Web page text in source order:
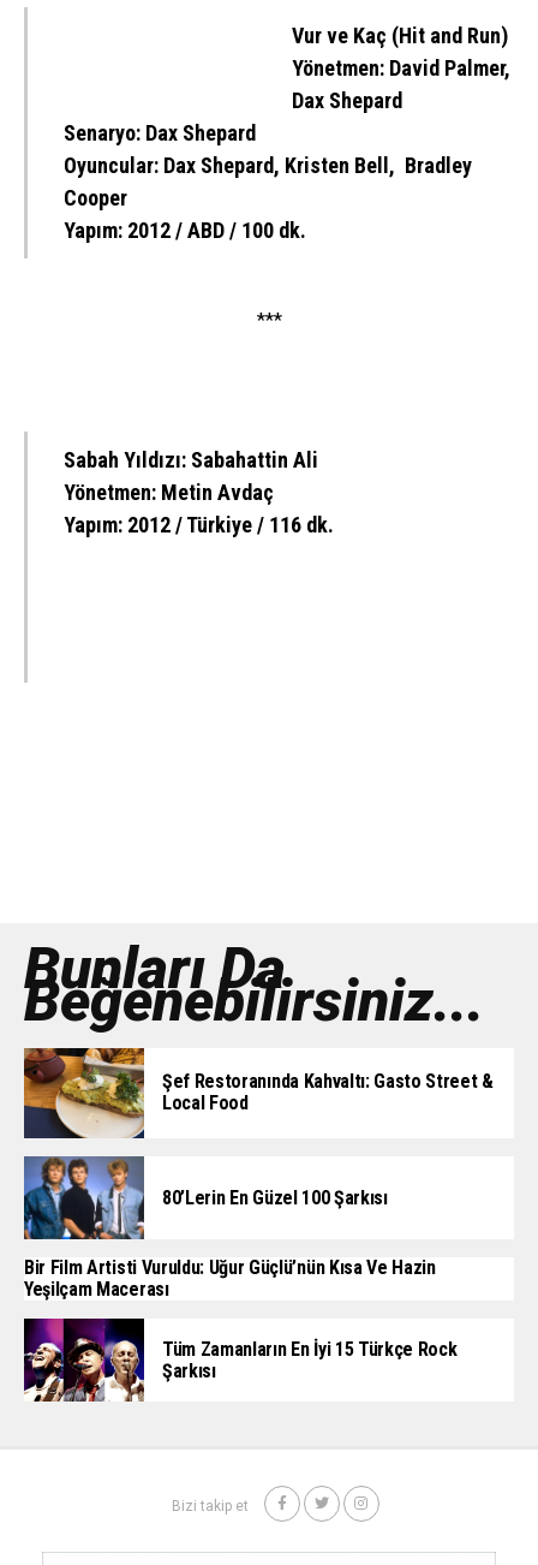
Vur ve Kaç (Hit and Run)
Yönetmen: David Palmer,
Dax Shepard
Senaryo: Dax Shepard
Oyuncular: Dax Shepard, Kristen Bell, Bradley
Cooper
Yapım: 2012 / ABD / 100 dk.
***
Sabah Yıldızı: Sabahattin Ali
Yönetmen: Metin Avdaç
Yapım: 2012 / Türkiye / 116 dk.
Bunları Da
Beğenebilirsiniz...
Şef Restoranında Kahvaltı: Gasto Street &
Local Food
80’lerin En Güzel 100 Şarkısı
Bir Film Artisti Vuruldu: Uğur Güçlü’nün Kısa Ve Hazin
Yeşilçam Macerası
Tüm Zamanların En İyi 15 Türkçe Rock
Şarkısı
Bizi takip et